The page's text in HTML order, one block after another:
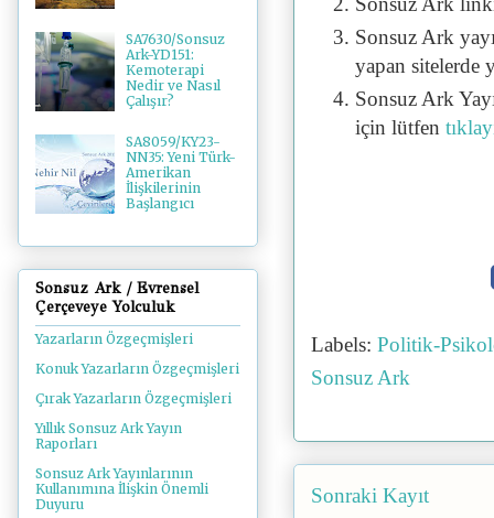
Sonsuz Ark
yapan sitelerde
Sonsuz Ark
için lütfen
Labels: Politik-
Sonsuz Ark
Sonraki Kayıt
SA7630/Sonsuz
Ark-YD151:
Kemoterapi
Nedir ve Nasıl
Çalışır?
SA8059/KY23-
NN35: Yeni Türk-
Amerikan
İlişkilerinin
Başlangıcı
Sonsuz Ark / Evrensel
Çerçeveye Yolculuk
Yazarların Özgeçmişleri
Konuk Yazarların Özgeçmişleri
Çırak Yazarların Özgeçmişleri
Yıllık Sonsuz Ark Yayın
Raporları
Sonsuz Ark Yayınlarının
Kullanımına İlişkin Önemli
Duyuru